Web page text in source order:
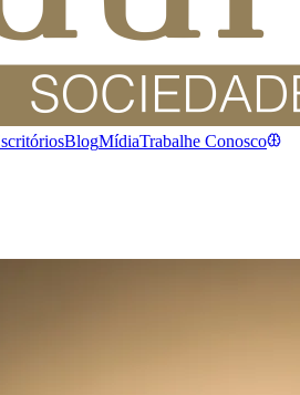
BlogMídiaTrabalhe Conosco